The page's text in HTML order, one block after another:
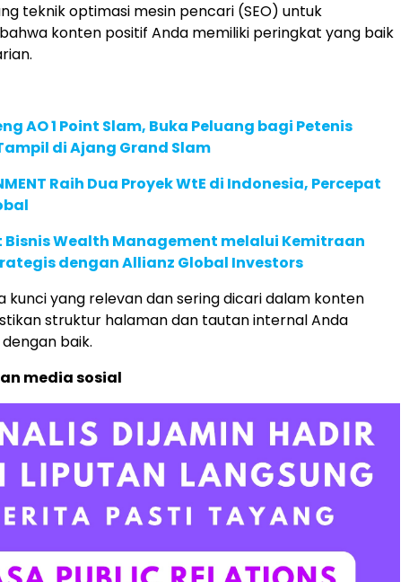
teknik optimasi mesin pencari (SEO) untuk
konten positif Anda memiliki peringkat yang baik
AO 1 Point Slam, Buka Peluang bagi Petenis
di Ajang Grand Slam
Raih Dua Proyek WtE di Indonesia, Percepat
Bisnis Wealth Management melalui Kemitraan
dengan Allianz Global Investors
kunci yang relevan dan sering dicari dalam konten
struktur halaman dan tautan internal Anda
baik.
media sosial